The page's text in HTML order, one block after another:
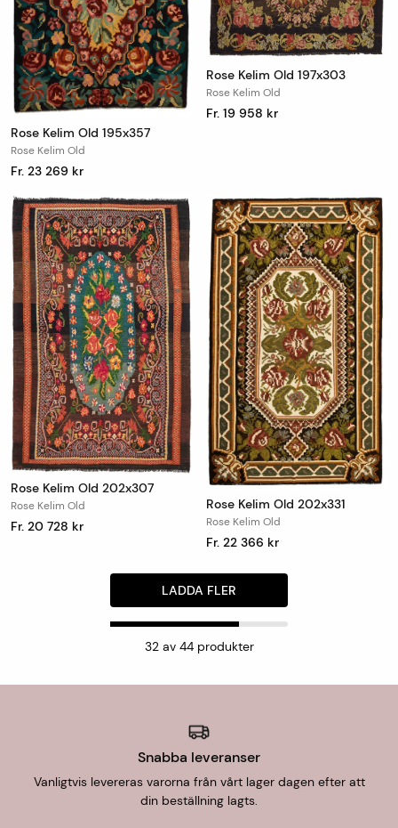
Rose Kelim Old 195x357
Rose Kelim Old
Fr. 23 269 kr
Rose Kelim Old 197x303
Rose Kelim Old
Fr. 19 958 kr
Rose Kelim Old 202x307
Rose Kelim Old
Fr. 20 728 kr
Rose Kelim Old 202x331
Rose Kelim Old
Fr. 22 366 kr
LADDA FLER
32 av 44 produkter
Snabba leveranser
Vanligtvis levereras varorna från vårt lager dagen efter att
din beställning lagts.